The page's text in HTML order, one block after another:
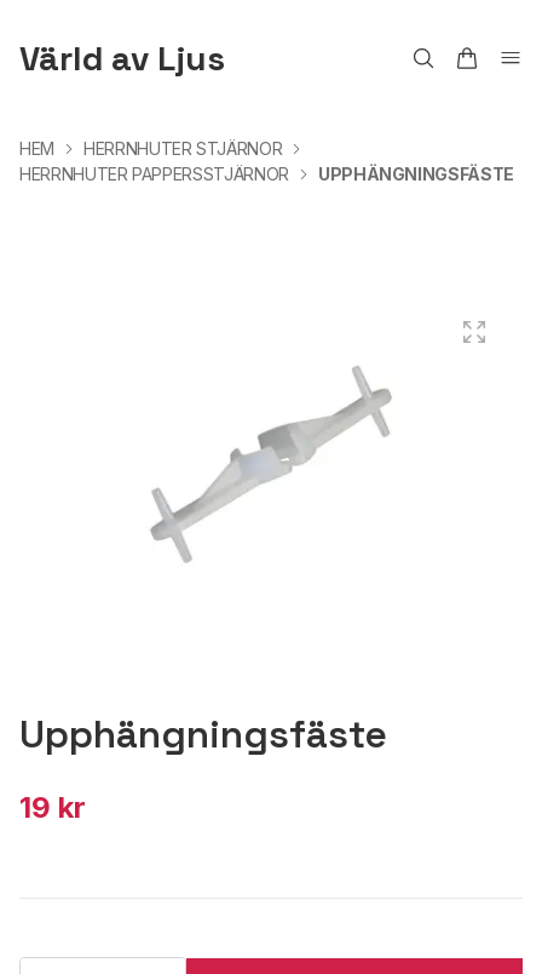
Värld av Ljus
HEM
HERRNHUTER STJÄRNOR
HERRNHUTER PAPPERSSTJÄRNOR
UPPHÄNGNINGSFÄSTE
Upphängningsfäste
19 kr